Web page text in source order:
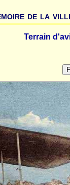
de la
Terrain